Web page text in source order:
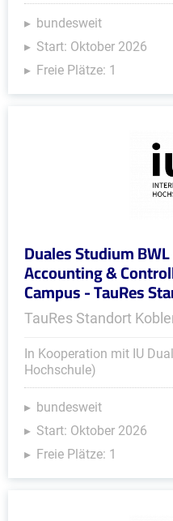
bundesweit
Start: Oktober 2026
Freie Plätze: 1
Duales Studium
Accounting &
Campus - TauRes
TauRes Standort
In Kooperation mit IU
Hochschule)
bundesweit
Start: Oktober 2026
Freie Plätze: 1